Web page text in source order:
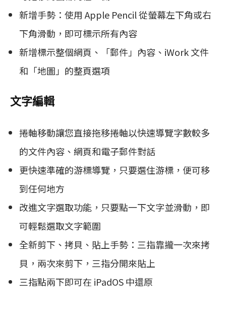
新增手勢：使用 Apple Pencil 從螢幕左下角或右
下角滑動，即可標示所有內容
新增標示整個網頁、「郵件」內容、iWork 文件
和「地圖」的整頁選項
文字編輯
捲軸移動讓您直接拖移捲軸以快速導覽字數較多
的文件內容、網頁和電子郵件對話
更快速準確的游標導覽，只要選住游標，便可移
到任何地方
改進文字選取功能，只要點一下文字並滑動，即
可輕鬆選取文字範圍
全新剪下、拷貝、貼上手勢：三指靠攏一次來拷
貝，兩次來剪下，三指分開來貼上
三指點兩下即可在 iPadOS 中還原